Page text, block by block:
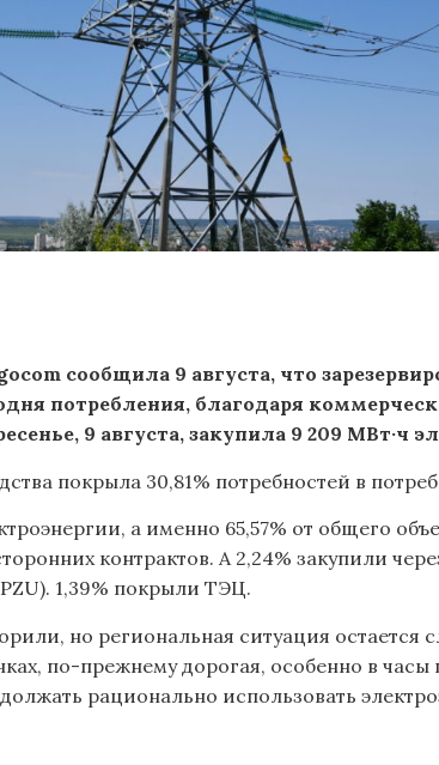
сообщила 9 августа, что
потребления, благодаря
9 августа, закупила 9 209 МВт·ч
покрыла 30,81% потребностей в
а именно 65,57% от общего
контрактов. А 2,24% закупили
1,39% покрыли ТЭЦ.
но региональная ситуация остается
по-прежнему дорогая, особенно в часы
рационально использовать